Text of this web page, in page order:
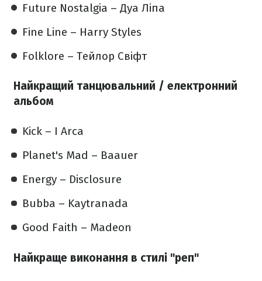
Future Nostalgia – Дуа Ліпа
Fine Line – Harry Styles
Folklore – Тейлор Свіфт
Найкращий танцювальний / електронний
альбом
Kick – I Arca
Planet's Mad – Baauer
Energy – Disclosure
Bubba – Kaytranada
Good Faith – Madeon
Найкраще виконання в стилі "реп"